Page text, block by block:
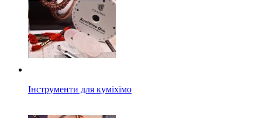
Інструменти для куміхімо